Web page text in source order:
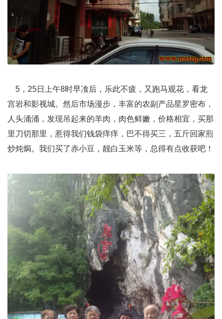
5，25日上午8时早飡后，乐此不疲，又跑马观花，看龙
宫岩和影视城。然后市场漫步，丰富的农副产品星罗密布，
人头涌涌，发现吊起来的羊肉，肉色鲜嫩，价格相宜，买那
里刀切那里，惹得我们钱袋痒痒，巴不得买三，五斤回家煎
炒炖焗。我们买了赤小豆，靓白玉米等，总得有点收获吧！